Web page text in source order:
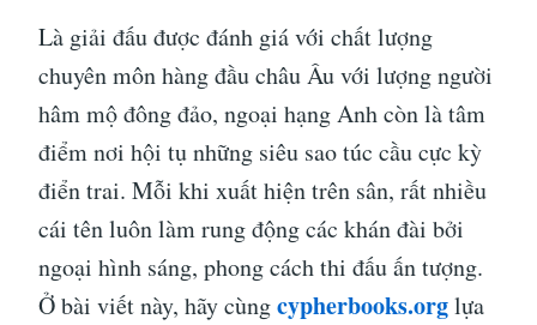
Là giải đấu được đánh giá với chất lượng
chuyên môn hàng đầu châu Âu với lượng người
hâm mộ đông đảo, ngoại hạng Anh còn là tâm
điểm nơi hội tụ những siêu sao túc cầu cực kỳ
điển trai. Mỗi khi xuất hiện trên sân, rất nhiều
cái tên luôn làm rung động các khán đài bởi
ngoại hình sáng, phong cách thi đấu ấn tượng.
Ở bài viết này, hãy cùngcypherbooks.orglựa